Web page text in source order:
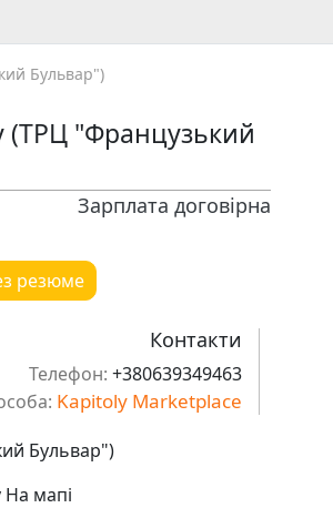
Бульвар")
(ТРЦ "Французький
Зарплата договірна
резюме
Контакти
Телефон: +380639349463
Kapitoly Marketplace
Бульвар")
На мапі